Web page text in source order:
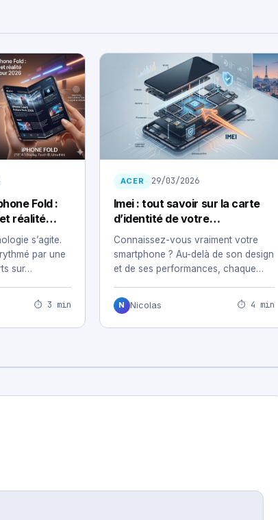
Fold :
réalité
2026s’agite.
par une
sur…
⏱ 3 min
ACER 29/03/2026
Imei : tout savoir sur la carte
d’identité de votre
smartphone
Connaissez-vous vraiment votre
smartphone ? Au-delà de son design
et de ses performances, chaque
N Nicolas ⏱ 4 min